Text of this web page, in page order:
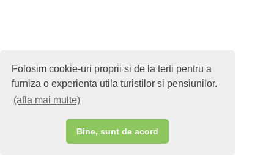
Folosim cookie-uri proprii si de la terti pentru a
furniza o experienta utila turistilor si pensiunilor.
(afla mai multe)
Bine, sunt de acord